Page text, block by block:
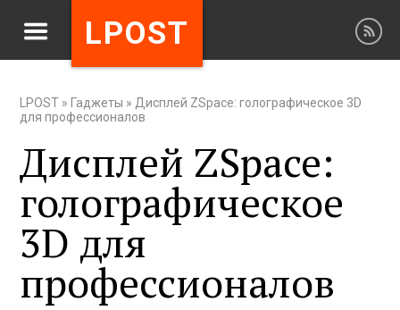
LPOST
LPOST » Гаджеты » Дисплей ZSpace: голографическое 3D
для профессионалов
Дисплей ZSpace:
голографическое
3D для
профессионалов